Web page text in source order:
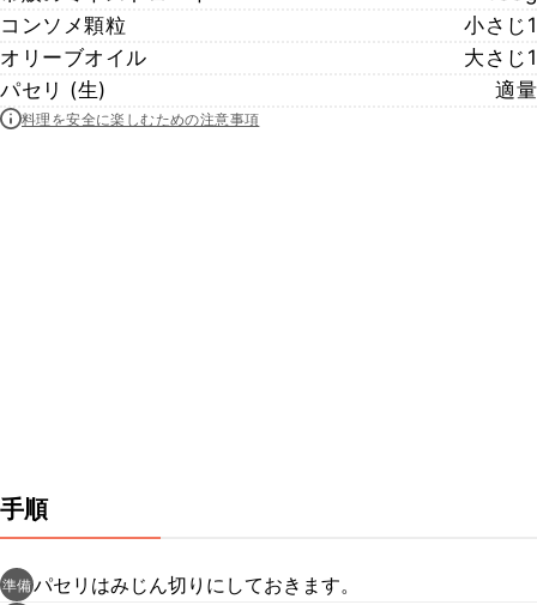
コンソメ顆粒
小さじ1
オリーブオイル
大さじ1
パセリ (生)
適量
料理を安全に楽しむための注意事項
手順
準備パセリはみじん切りにしておきます。